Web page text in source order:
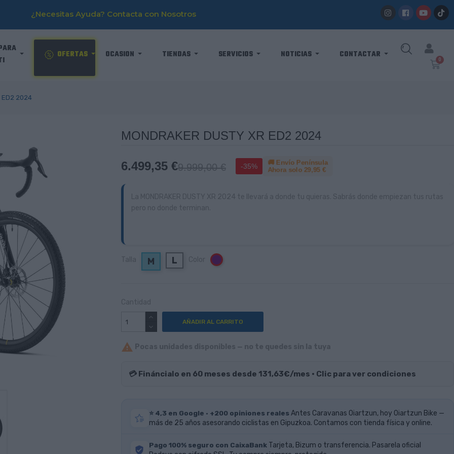
¿Necesitas Ayuda? Contacta con Nosotros
OFERTAS OCASION TIENDAS SERVICIOS NOTICIAS CONTACTAR
ED2 2024
MONDRAKER DUSTY XR ED2 2024
6.499,35 €9.999,00 € -35% 🚚 Envío Península
Ahora solo29,95 €
M L Morado
AÑADIR AL CARRITO

💳 Fináncialo en 60 meses desde 131,63€/mes · Clic para ver condiciones
⭐ 4,3 en Google · +200 opiniones reales Antes Caravanas Oiartzun, hoy Oiartzun Bike —
más de 25 años asesorando ciclistas en Gipuzkoa. Contamos con tienda física y online.
Pago 100% seguro con CaixaBank Tarjeta, Bizum o transferencia. Pasarela oficial